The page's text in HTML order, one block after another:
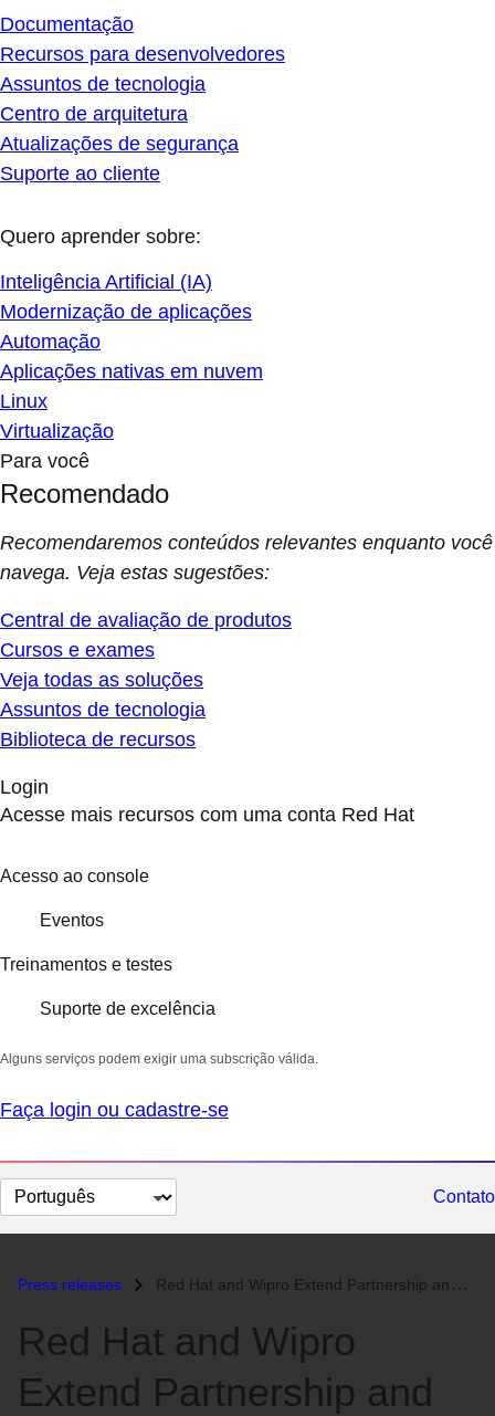
Documentação
Recursos para desenvolvedores
Assuntos de tecnologia
Centro de arquitetura
Atualizações de segurança
Suporte ao cliente
Quero aprender sobre:
Inteligência Artificial (IA)
Modernização de aplicações
Automação
Aplicações nativas em nuvem
Linux
Virtualização
Para você
Recomendado
Recomendaremos conteúdos relevantes enquanto você
navega. Veja estas sugestões:
Central de avaliação de produtos
Cursos e exames
Veja todas as soluções
Assuntos de tecnologia
Biblioteca de recursos
Login
Acesse mais recursos com uma conta Red Hat
Acesso ao console
Eventos
Treinamentos e testes
Suporte de excelência
Alguns serviços podem exigir uma subscrição válida.
Faça login ou cadastre-se
Selecionar
idioma
Contato
Press releases Red Hat and Wipro Extend Partnership and Collaborate to Advance Enterp...
Red Hat and Wipro
Extend Partnership and